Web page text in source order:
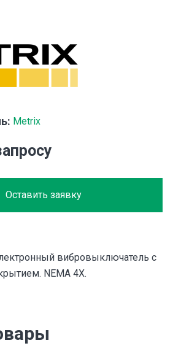
Metrix
Оставить заявку
вибровыключатель с
NEMA 4X.